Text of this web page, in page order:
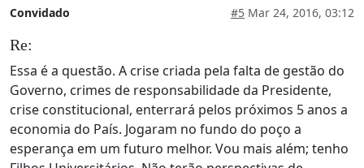
Convidado #5 Mar 24, 2016, 03:12
Re:
Essa é a questão. A crise criada pela falta de gestão do
Governo, crimes de responsabilidade da Presidente,
crise constitucional, enterrará pelos próximos 5 anos a
economia do País. Jogaram no fundo do poço a
esperança em um futuro melhor. Vou mais além; tenho